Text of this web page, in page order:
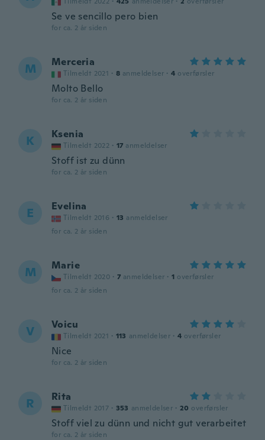
Se ve sencillo pero bien
for ca. 2 år siden
M Merceria
Tilmeldt 2021 · 8 anmeldelser · 4 overførsler
Molto Bello
for ca. 2 år siden
K Ksenia
Tilmeldt 2022 · 17 anmeldelser
Stoff ist zu dünn
for ca. 2 år siden
E Evelina
Tilmeldt 2016 · 13 anmeldelser
for ca. 2 år siden
M Marie
Tilmeldt 2020 · 7 anmeldelser · 1 overførsler
for ca. 2 år siden
V Voicu
Tilmeldt 2021 · 113 anmeldelser · 4 overførsler
Nice
for ca. 2 år siden
R Rita
Tilmeldt 2017 · 353 anmeldelser · 20 overførsler
Stoff viel zu dünn und nicht gut verarbeitet
for ca. 2 år siden